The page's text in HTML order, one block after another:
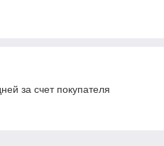
за счет покупателя